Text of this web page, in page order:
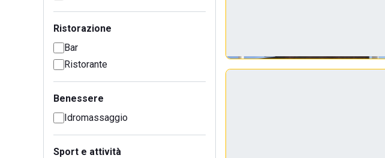
Ristorazione
Bar
Ristorante
Benessere
Idromassaggio
Sport e attività